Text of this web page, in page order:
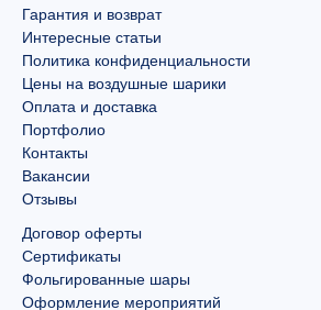
Гарантия и возврат
Интересные статьи
Политика конфиденциальности
Цены на воздушные шарики
Оплата и доставка
Портфолио
Контакты
Вакансии
Отзывы
Договор оферты
Сертификаты
Фольгированные шары
Оформление мероприятий